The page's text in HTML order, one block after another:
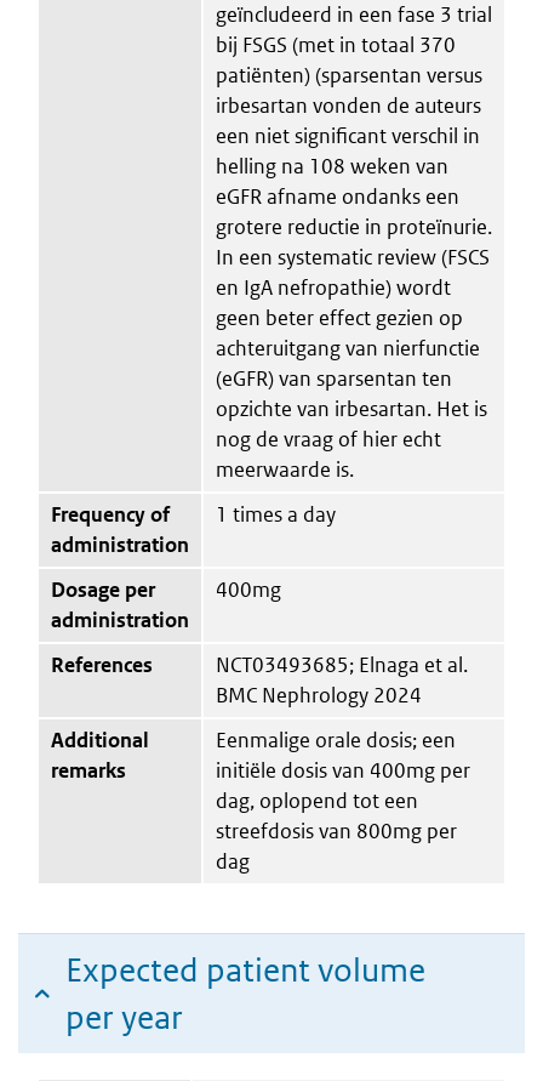
geïncludeerd in een fase 3 trial
bij FSGS (met in totaal 370
patiënten) (sparsentan versus
irbesartan vonden de auteurs
een niet significant verschil in
helling na 108 weken van
eGFR afname ondanks een
grotere reductie in proteïnurie.
In een systematic review (FSCS
en IgA nefropathie) wordt
geen beter effect gezien op
achteruitgang van nierfunctie
(eGFR) van sparsentan ten
opzichte van irbesartan. Het is
nog de vraag of hier echt
meerwaarde is.
Frequency of
administration
1 times a day
Dosage per
administration
400mg
References
NCT03493685; Elnaga et al.
BMC Nephrology 2024
Additional
remarks
Eenmalige orale dosis; een
initiële dosis van 400mg per
dag, oplopend tot een
streefdosis van 800mg per
dag
Expected patient volume
per year